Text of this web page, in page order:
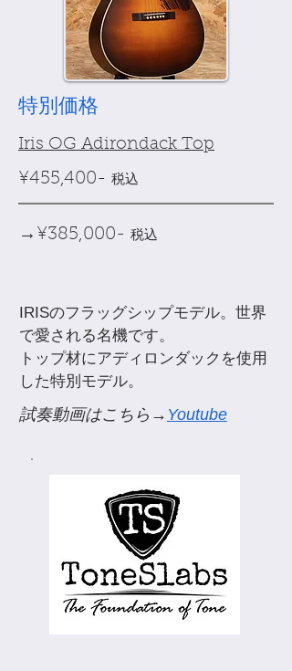
特別価格
Iris OG Adirondack Top
¥455,400- 税込
→ ¥385,000- 税込
IRISのフラッグシップモデル。世界
で愛される名機です。
トップ材にアディロンダックを使用
した特別モデル。
試奏動画はこちら→ Youtube